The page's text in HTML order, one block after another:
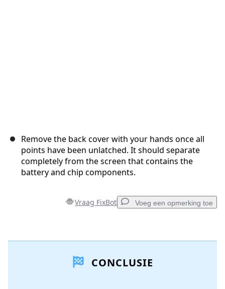
Remove the back cover with your hands once all
points have been unlatched. It should separate
completely from the screen that contains the
battery and chip components.
Vraag FixBot Voeg een opmerking toe
Voeg opmerking toeCONCLUSIE